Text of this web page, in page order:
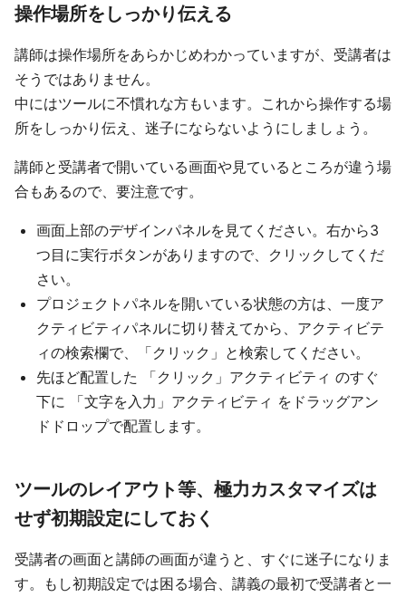
操作場所をしっかり伝える
講師は操作場所をあらかじめわかっていますが、受講者は
そうではありません。
中にはツールに不慣れな方もいます。これから操作する場
所をしっかり伝え、迷子にならないようにしましょう。
講師と受講者で開いている画面や見ているところが違う場
合もあるので、要注意です。
画面上部のデザインパネルを見てください。右から3
つ目に実行ボタンがありますので、クリックしてくだ
さい。
プロジェクトパネルを開いている状態の方は、一度ア
クティビティパネルに切り替えてから、アクティビテ
ィの検索欄で、「クリック」と検索してください。
先ほど配置した 「クリック」アクティビティ のすぐ
下に 「文字を入力」アクティビティ をドラッグアン
ドドロップで配置します。
ツールのレイアウト等、極力カスタマイズは
せず初期設定にしておく
受講者の画面と講師の画面が違うと、すぐに迷子になりま
す。もし初期設定では困る場合、講義の最初で受講者と一